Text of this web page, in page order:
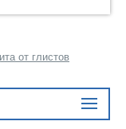
от глистов